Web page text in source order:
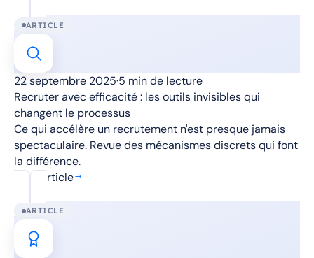
ARTICLE
22 septembre 2025·5 min de lecture
Recruter avec efficacité : les outils invisibles qui
changent le processus
Ce qui accélère un recrutement n'est presque jamais
spectaculaire. Revue des mécanismes discrets qui font
la différence.
Lire l'article
ARTICLE